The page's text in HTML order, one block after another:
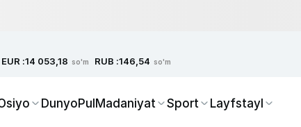
EUR :14 053,18 so'm RUB :146,54 so'm
DunyoPulMadaniyat Sport Layfstayl